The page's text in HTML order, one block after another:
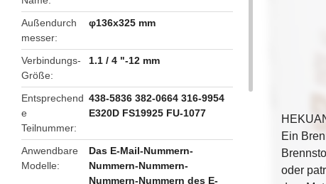
Außendurch
messer
φ136x325 mm
Verbindungs-
Größe
1.1 / 4 "-12 mm
Entsprechend
e
Teilnummer
438-5836 382-0664 316-9954
E320D FS19925 FU-1077
Anwendbare
Modelle
Das E-Mail-Nummern-
Nummern-Nummern-
Nummern-Nummern des E-
Ein
oder